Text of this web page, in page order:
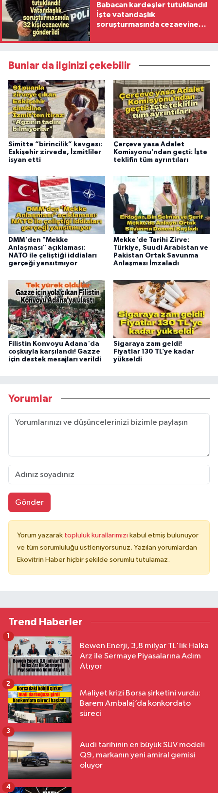
Babacan kardeşler tutuklandı!
İşte vatandaşlık
soruşturmasında cezaevine
Bunlar da ilginizi çekebilir
Simitte “birincilik” kavgası:
Eskişehir zirvede, İzmitliler
isyan etti
Çerçeve yasa Adalet
Komisyonu’ndan geçti: İşte
teklifin tüm ayrıntıları
DMM'den "Mekke
Anlaşması" açıklaması:
NATO ile çeliştiği iddiaları
gerçeği yansıtmıyor
Mekke'de Tarihi Zirve:
Türkiye, Suudi Arabistan ve
Pakistan Ortak Savunma
Anlaşması İmzaladı
Filistin Konvoyu Adana'da
coşkuyla karşılandı! Gazze
için destek mesajları verildi
Sigaraya zam geldi!
Fiyatlar 130 TL’ye kadar
yükseldi
Yorumlar
Gönder
Yorum yazarak topluluk kurallarımızı kabul etmiş bulunuyor
ve tüm sorumluluğu üstleniyorsunuz. Yazılan yorumlardan
Ekovitrin Haber hiçbir şekilde sorumlu tutulamaz.
Trend Haberler
Bewen Enerji, 3,8 milyar TL'lik Halka
Arz ile Sermaye Piyasalarına Adım
Atıyor
1
Maliyet krizi Borsa şirketini vurdu:
Barem Ambalaj’da konkordato
süreci
2
Audi tarihinin en büyük SUV modeli
Q9, markanın yeni amiral gemisi
oluyor
3
4